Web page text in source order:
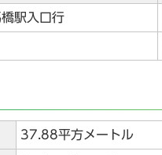
駅入口行
37.88平方メートル